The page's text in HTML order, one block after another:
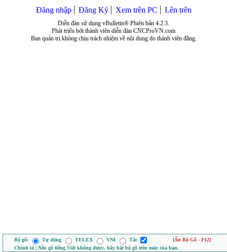
Đăng nhập Đăng Ký Xem trên PC Lên trên
Diễn đàn sử dụng vBulletin® Phiên bản 4.2.3.
Phát triển bởi thành viên diễn đàn CNCProVN.com
Ban quản trị không chịu trách nhiệm về nội dung do thành viên đăng.
Bộ gõ: Tự động TELEX VNI Tắt
[Ẩn Bộ Gõ - F12]
Chính tả | Nếu gõ tiếng Việt không được, hãy bật bộ gõ trên máy của bạn.